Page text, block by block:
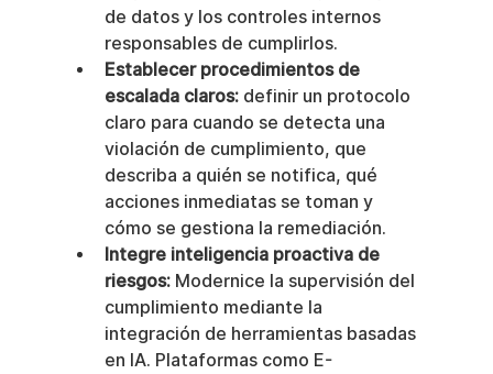
de datos y los controles internos
responsables de cumplirlos.
Establecer procedimientos de
escalada claros: definir un protocolo
claro para cuando se detecta una
violación de cumplimiento, que
describa a quién se notifica, qué
acciones inmediatas se toman y
cómo se gestiona la remediación.
Integre inteligencia proactiva de
riesgos: Modernice la supervisión del
cumplimiento mediante la
integración de herramientas basadas
en IA. Plataformas como E-